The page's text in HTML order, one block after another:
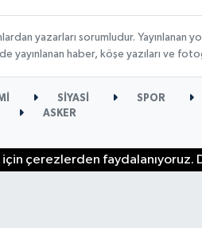
yazarları sorumludur.
yayınlanan haber, köşe yazıları ve
SİYASİ SPOR
ASKER
çerezlerden faydalanıyoruz.